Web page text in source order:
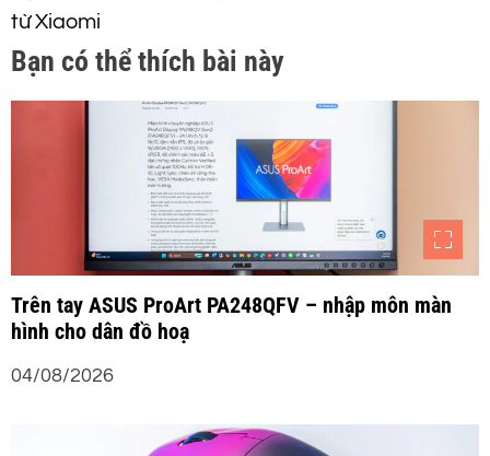
h
ư
b
à
từ Xiaomi
Bạn có thể thích bài này
Trên tay ASUS ProArt PA248QFV – nhập môn màn
hình cho dân đồ hoạ
04/08/2026